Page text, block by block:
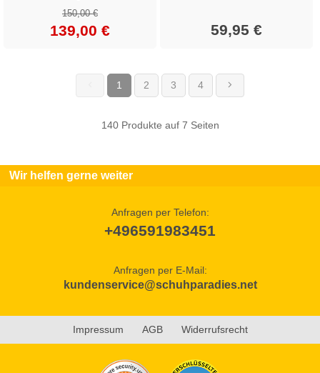
150,00 €
139,00 € 59,95 €
1 (current)
2 3 4
140 Produkte auf 7 Seiten
Wir helfen gerne weiter
Anfragen per Telefon:
+496591983451
Anfragen per E-Mail:
kundenservice@schuhparadies.net
Impressum AGB Widerrufsrecht